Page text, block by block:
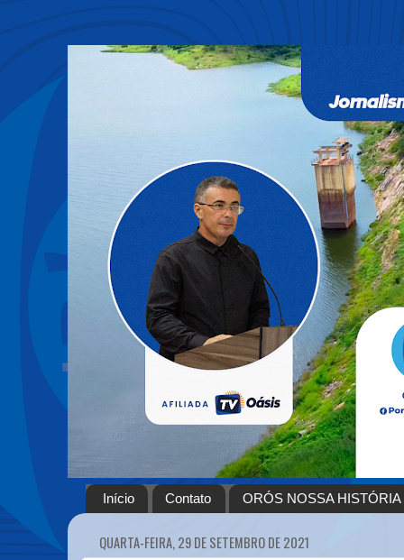
Início Contato ORÓS NOSSA HISTÓRIA
QUARTA-FEIRA, 29 DE SETEMBRO DE 2021